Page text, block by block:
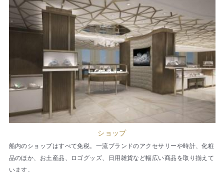
ショップ
船内のショップはすべて免税。一流ブランドのアクセサリーや時計、化粧
品のほか、お土産品、ロゴグッズ、日用雑貨など幅広い商品を取り揃えて
います。